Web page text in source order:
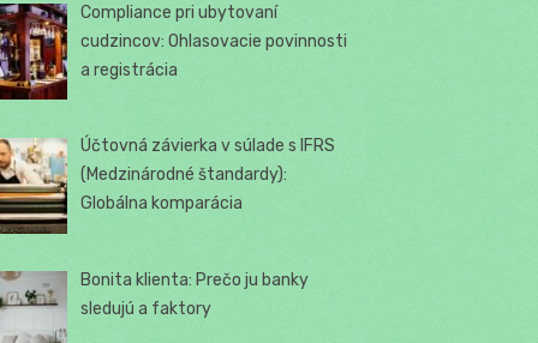
Compliance pri ubytovaní
cudzincov: Ohlasovacie povinnosti
a registrácia
Účtovná závierka v súlade s IFRS
(Medzinárodné štandardy):
Globálna komparácia
Bonita klienta: Prečo ju banky
sledujú a faktory